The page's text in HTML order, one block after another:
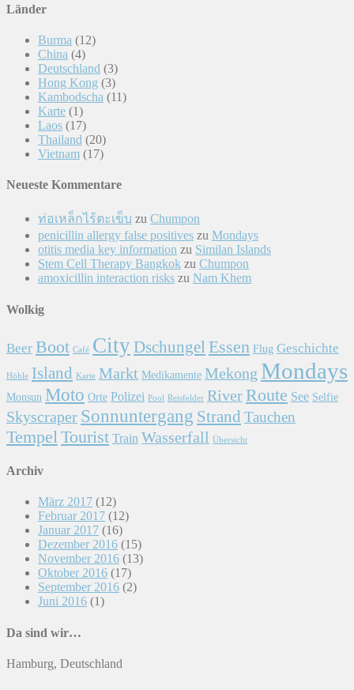
Länder
Burma (12)
China (4)
Deutschland (3)
Hong Kong (3)
Kambodscha (11)
Karte (1)
Laos (17)
Thailand (20)
Vietnam (17)
Neueste Kommentare
ท่อเหล็กไร้ตะเข็บ zu Chumpon
penicillin allergy false positives zu Mondays
otitis media key information zu Similan Islands
Stem Cell Therapy Bangkok zu Chumpon
amoxicillin interaction risks zu Nam Khem
Wolkig
Beer Boot Café CityDschungel Essen Flug Geschichte
Höhle Island Karte Markt Medikamente Mekong Mondays
Monsun Moto Orte Polizei Pool Reisfelder RiverRoute See Selfie
Skyscraper Sonnuntergang Strand Tauchen
Tempel Tourist Train Wasserfall Übersicht
Archiv
März 2017 (12)
Februar 2017 (12)
Januar 2017 (16)
Dezember 2016 (15)
November 2016 (13)
Oktober 2016 (17)
September 2016 (2)
Juni 2016 (1)
Da sind wir…
Hamburg, Deutschland